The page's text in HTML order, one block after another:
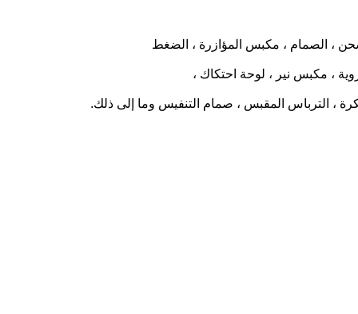
، الصمام ، مكبس المؤازرة ، الضغط
، مكبس نير ، لوحة احتكاك ،
، الترباس المقبس ، صمام التنفيس وما إلى ذلك.